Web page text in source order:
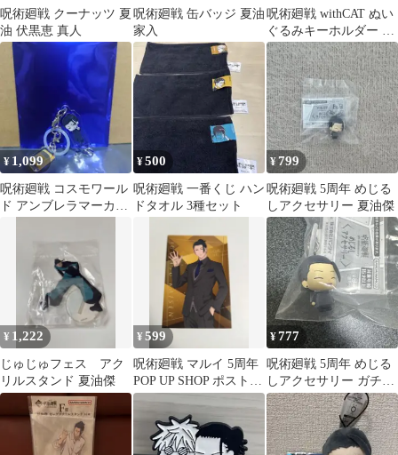
呪術廻戦 クーナッツ 夏
油 伏黒恵 真人
呪術廻戦 缶バッジ 夏油
家入
呪術廻戦 withCAT ぬい
ぐるみキーホルダー 夏
油傑（高専ver.）1点
¥ 1,099
呪術廻戦 コスモワール
ド アンブレラマーカー
¥500
呪術廻戦 一番くじ ハン
ドタオル 3種セット
¥799
呪術廻戦 5周年 めじる
しアクセサリー 夏油傑
¥ 1,222
じゅじゅフェス アク
リルスタンド 夏油傑
¥599
呪術廻戦 マルイ 5周年
POP UP SHOP ポストカ
ード 夏油傑
¥777
呪術廻戦 5周年 めじる
しアクセサリー ガチャ
夏油傑